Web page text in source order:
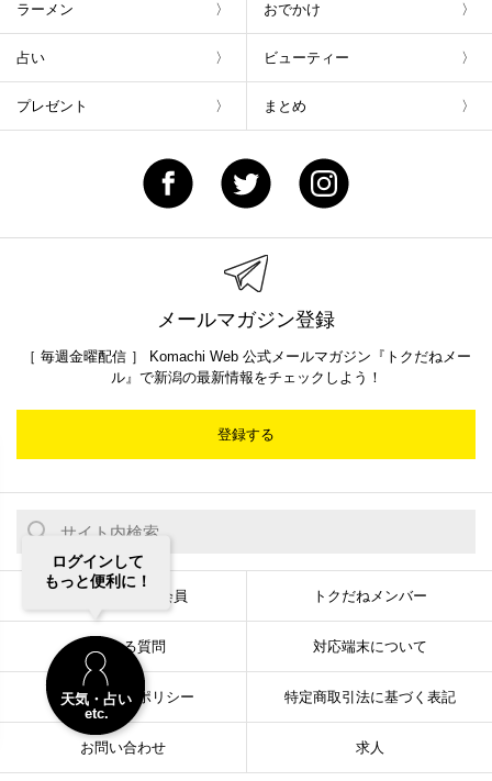
ログインして
もっと便利に！
天気・占い
etc.
ラーメン おでかけ
占い ビューティー
プレゼント まとめ
メールマガジン登録
［ 毎週金曜配信 ］ Komachi Web 公式メールマガジン『トクだねメー
ル』で新潟の最新情報をチェックしよう！
登録する
トクだねメール会員 トクだねメンバー
よくある質問 対応端末について
プライバシーポリシー 特定商取引法に基づく表記
お問い合わせ 求人